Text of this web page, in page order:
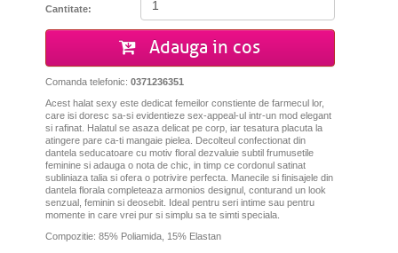
Cantitate:
Adauga in cos
Comanda telefonic: 0371236351
Acest halat sexy este dedicat femeilor constiente de farmecul lor,
care isi doresc sa-si evidentieze sex-appeal-ul intr-un mod elegant
si rafinat. Halatul se asaza delicat pe corp, iar tesatura placuta la
atingere pare ca-ti mangaie pielea. Decolteul confectionat din
dantela seducatoare cu motiv floral dezvaluie subtil frumusetile
feminine si adauga o nota de chic, in timp ce cordonul satinat
subliniaza talia si ofera o potrivire perfecta. Manecile si finisajele din
dantela florala completeaza armonios designul, conturand un look
senzual, feminin si deosebit. Ideal pentru seri intime sau pentru
momente in care vrei pur si simplu sa te simti speciala.
Compozitie: 85% Poliamida, 15% Elastan